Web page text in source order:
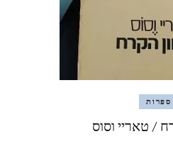
ספרות
/ טאריי וסוס